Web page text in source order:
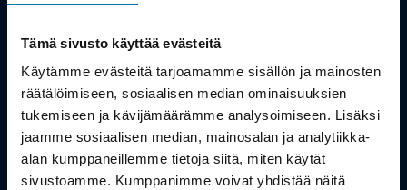
Tämä sivusto käyttää evästeitä
Käytämme evästeitä tarjoamamme sisällön ja mainosten
räätälöimiseen, sosiaalisen median ominaisuuksien
tukemiseen ja kävijämäärämme analysoimiseen. Lisäksi
jaamme sosiaalisen median, mainosalan ja analytiikka-
alan kumppaneillemme tietoja siitä, miten käytät
sivustoamme. Kumppanimme voivat yhdistää näitä
Työsuhdepyörä
Info
Toimitus